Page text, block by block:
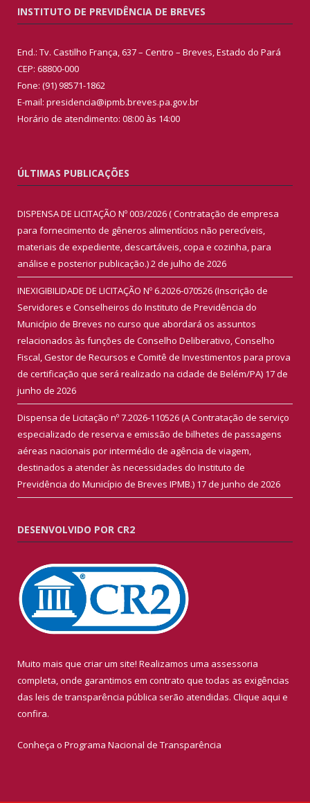
INSTITUTO DE PREVIDÊNCIA DE BREVES
End.: Tv. Castilho França, 637 – Centro – Breves, Estado do Pará
CEP: 68800-000
Fone: (91) 98571-1862
E-mail: presidencia@ipmb.breves.pa.gov.br
Horário de atendimento: 08:00 às 14:00
ÚLTIMAS PUBLICAÇÕES
DISPENSA DE LICITAÇÃO Nº 003/2026 ( Contratação de empresa
para fornecimento de gêneros alimentícios não perecíveis,
materiais de expediente, descartáveis, copa e cozinha, para
análise e posterior publicação.)2 de julho de 2026
INEXIGIBILIDADE DE LICITAÇÃO Nº 6.2026-070526 (Inscrição de
Servidores e Conselheiros do Instituto de Previdência do
Município de Breves no curso que abordará os assuntos
relacionados às funções de Conselho Deliberativo, Conselho
Fiscal, Gestor de Recursos e Comitê de Investimentos para prova
de certificação que será realizado na cidade de Belém/PA) 17 de
junho de 2026
Dispensa de Licitação nº 7.2026-110526 (A Contratação de serviço
especializado de reserva e emissão de bilhetes de passagens
aéreas nacionais por intermédio de agência de viagem,
destinados a atender às necessidades do Instituto de
Previdência do Município de Breves IPMB.) 17 de junho de 2026
DESENVOLVIDO POR CR2
Muito mais que criar um site! Realizamos uma assessoria
completa, onde garantimos em contrato que todas as exigências
das leis de transparência pública serão atendidas. Clique aqui e
confira.
Conheça o Programa Nacional de Transparência